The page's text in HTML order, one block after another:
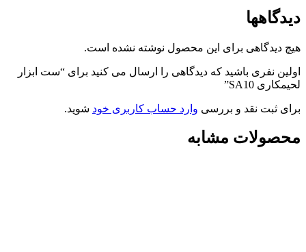
دیدگاهها
هیچ دیدگاهی برای این محصول نوشته نشده است.
اولین نفری باشید که دیدگاهی را ارسال می کنید برای “ست ابزار
لحیمکاری SA10”
برای ثبت نقد و بررسی وارد حساب کاربری خود شوید.
محصولات مشابه